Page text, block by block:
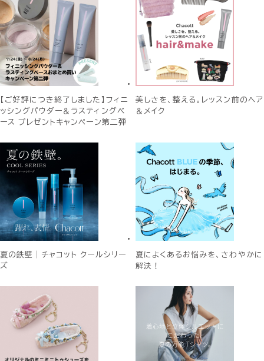
【ご好評につき終了しました】フィニ
ッシングパウダー＆ラスティングベ
ース プレゼントキャンペーン第二弾
美しさを、整える。レッスン前のヘア
＆メイク
夏の鉄壁│チャコット クールシリー
ズ
夏によくあるお悩みを、さわやかに
解決！